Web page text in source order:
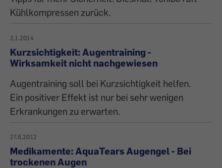
Kühlkompressen zurück.
2.1.2014
Kurzsichtigkeit: Augentraining -
Wirksamkeit nicht nachgewiesen
Augentraining soll bei Kurzsichtigkeit helfen.
Ein positiver Effekt ist nur bei sehr wenigen
Erkrankungen zu erwarten.
27.6.2012
Medikamente: AquaTears Augengel - Bei
trockenen Augen